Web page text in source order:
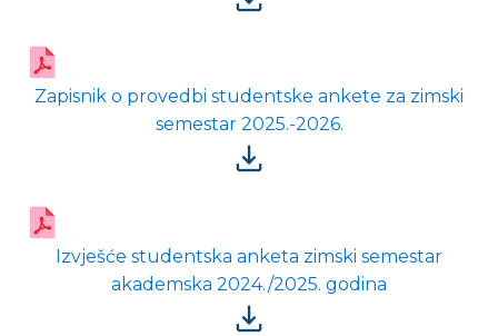
Zapisnik o provedbi studentske ankete za zimski
semestar 2025.-2026.
Izvješće studentska anketa zimski semestar
akademska 2024./2025. godina